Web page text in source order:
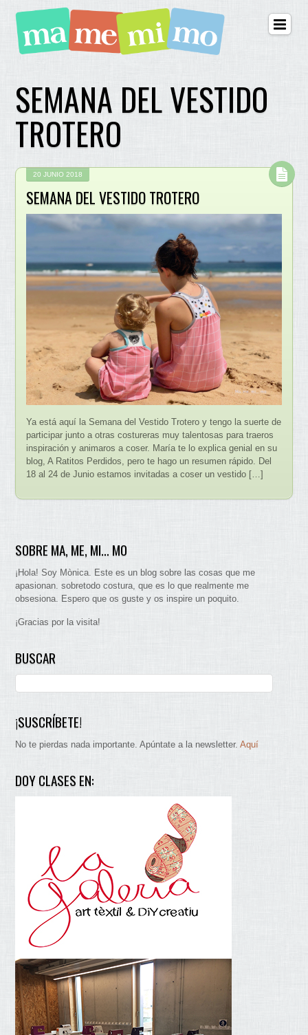
SEMANA DEL VESTIDO
TROTERO
20 JUNIO 2018
SEMANA DEL VESTIDO TROTERO
Ya está aquí la Semana del Vestido Trotero y tengo la suerte de
participar junto a otras costureras muy talentosas para traeros
inspiración y animaros a coser. María te lo explica genial en su
blog, A Ratitos Perdidos, pero te hago un resumen rápido. Del
18 al 24 de Junio estamos invitadas a coser un vestido […]
SOBRE MA, ME, MI… MO
¡Hola! Soy Mònica. Este es un blog sobre las cosas que me
apasionan. sobretodo costura, que es lo que realmente me
obsesiona. Espero que os guste y os inspire un poquito.
¡Gracias por la visita!
BUSCAR
¡SUSCRÍBETE!
No te pierdas nada importante. Apúntate a la newsletter.Aquí
DOY CLASES EN: